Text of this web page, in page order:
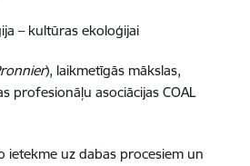
– kultūras ekoloģijai
), laikmetīgās mākslas,
profesionāļu asociācijas COAL
ietekme uz dabas procesiem un